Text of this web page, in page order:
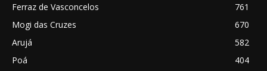
Ferraz de Vasconcelos
761
Mogi das Cruzes
670
Arujá
582
Poá
404